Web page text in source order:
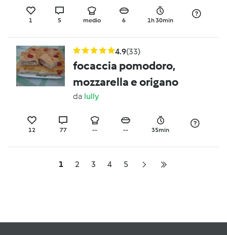
1 5 medio 6 1h 30min
4.9(33)
focaccia pomodoro,
mozzarella e origano
da lully
12 77 -- -- 35min
1 2 3 4 5